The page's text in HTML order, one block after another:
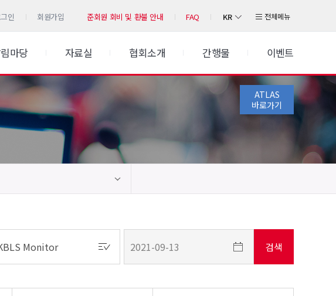
인 회원가입 준회원 회비 및 환불 안내 FAQ KR 전체메뉴
마당 자료실 협회소개 간행물 이벤트
ATLAS
바로가기